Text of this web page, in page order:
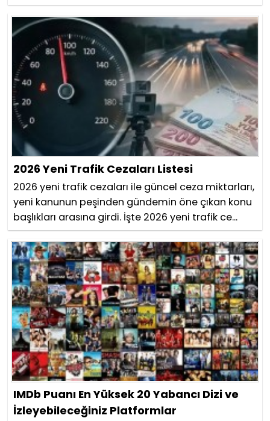
2026 Yeni Trafik Cezaları Listesi
2026 yeni trafik cezaları ile güncel ceza miktarları,
yeni kanunun peşinden gündemin öne çıkan konu
başlıkları arasına girdi. İşte 2026 yeni trafik ce...
IMDb Puanı En Yüksek 20 Yabancı Dizi ve
İzleyebileceğiniz Platformlar